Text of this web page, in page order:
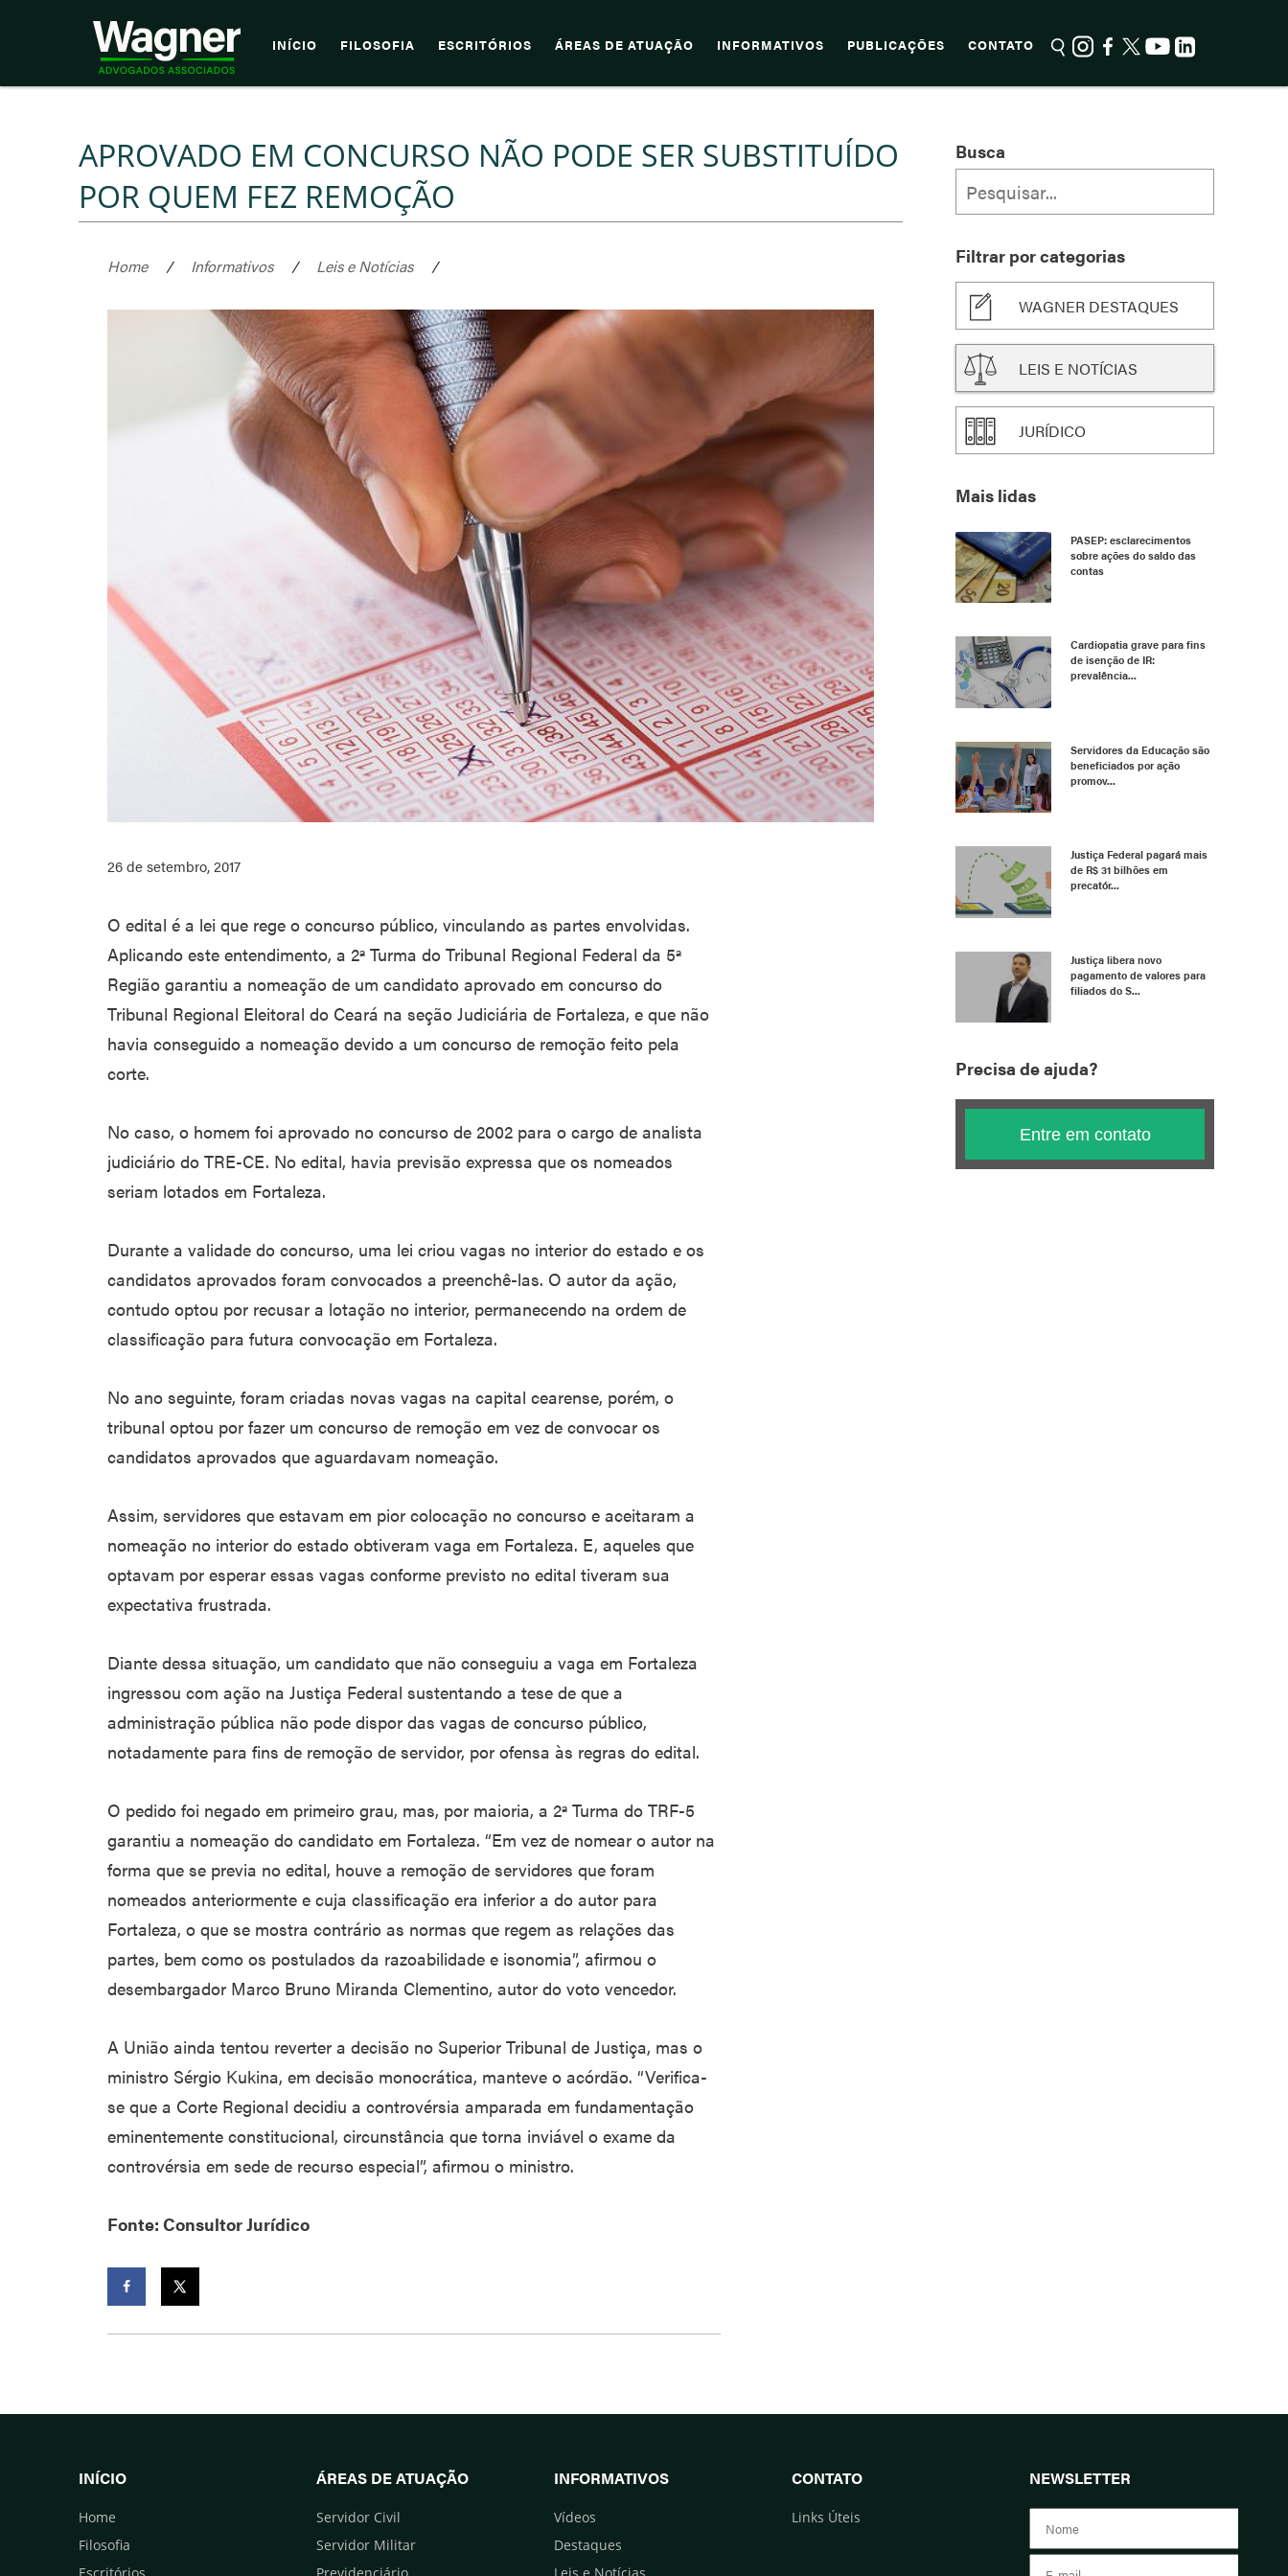
INÍCIO FILOSOFIA ESCRITÓRIOS ÁREAS DE ATUAÇÃO INFORMATIVOS PUBLICAÇÕES CONTATO
APROVADO EM CONCURSO NÃO PODE SER SUBSTITUÍDO
POR QUEM FEZ REMOÇÃO
Home / Informativos / Leis e Notícias /
26 de setembro, 2017
O edital é a lei que rege o concurso público, vinculando as partes envolvidas.
Aplicando este entendimento, a 2ª Turma do Tribunal Regional Federal da 5ª
Região garantiu a nomeação de um candidato aprovado em concurso do
Tribunal Regional Eleitoral do Ceará na seção Judiciária de Fortaleza, e que não
havia conseguido a nomeação devido a um concurso de remoção feito pela
corte.
No caso, o homem foi aprovado no concurso de 2002 para o cargo de analista
judiciário do TRE-CE. No edital, havia previsão expressa que os nomeados
seriam lotados em Fortaleza.
Durante a validade do concurso, uma lei criou vagas no interior do estado e os
candidatos aprovados foram convocados a preenchê-las. O autor da ação,
contudo optou por recusar a lotação no interior, permanecendo na ordem de
classificação para futura convocação em Fortaleza.
No ano seguinte, foram criadas novas vagas na capital cearense, porém, o
tribunal optou por fazer um concurso de remoção em vez de convocar os
candidatos aprovados que aguardavam nomeação.
Assim, servidores que estavam em pior colocação no concurso e aceitaram a
nomeação no interior do estado obtiveram vaga em Fortaleza. E, aqueles que
optavam por esperar essas vagas conforme previsto no edital tiveram sua
expectativa frustrada.
Diante dessa situação, um candidato que não conseguiu a vaga em Fortaleza
ingressou com ação na Justiça Federal sustentando a tese de que a
administração pública não pode dispor das vagas de concurso público,
notadamente para fins de remoção de servidor, por ofensa às regras do edital.
O pedido foi negado em primeiro grau, mas, por maioria, a 2ª Turma do TRF-5
garantiu a nomeação do candidato em Fortaleza. “Em vez de nomear o autor na
forma que se previa no edital, houve a remoção de servidores que foram
nomeados anteriormente e cuja classificação era inferior a do autor para
Fortaleza, o que se mostra contrário as normas que regem as relações das
partes, bem como os postulados da razoabilidade e isonomia”, afirmou o
desembargador Marco Bruno Miranda Clementino, autor do voto vencedor.
A União ainda tentou reverter a decisão no Superior Tribunal de Justiça, mas o
ministro Sérgio Kukina, em decisão monocrática, manteve o acórdão. “Verifica-
se que a Corte Regional decidiu a controvérsia amparada em fundamentação
eminentemente constitucional, circunstância que torna inviável o exame da
controvérsia em sede de recurso especial”, afirmou o ministro.
Fonte: Consultor Jurídico
Busca
Filtrar por categorias
WAGNER DESTAQUES
LEIS E NOTÍCIAS
JURÍDICO
Mais lidas
PASEP: esclarecimentos
sobre ações do saldo das
contas
Cardiopatia grave para fins
de isenção de IR:
prevalência...
Servidores da Educação são
beneficiados por ação
promov...
Justiça Federal pagará mais
de R$ 31 bilhões em
precatór...
Justiça libera novo
pagamento de valores para
filiados do S...
Precisa de ajuda?
Entre em contato
INÍCIO
Home
Filosofia
ÁREAS DE ATUAÇÃO
Servidor Civil
Servidor Militar
INFORMATIVOS
Vídeos
Destaques
CONTATO
Links Úteis
NEWSLETTER